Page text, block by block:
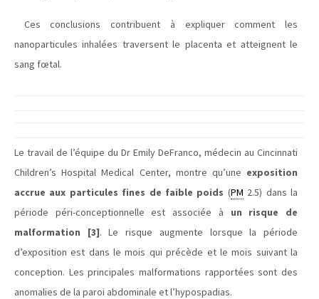
Ces conclusions contribuent à expliquer comment les
nanoparticules inhalées traversent le placenta et atteignent le
sang fœtal.
Le travail de l’équipe du Dr Emily DeFranco, médecin au Cincinnati
Children’s Hospital Medical Center, montre qu’une exposition
accrue aux particules fines de faible poids (PM 2.5) dans la
période péri-conceptionnelle est associée à un risque de
malformation [3]. Le risque augmente lorsque la période
d’exposition est dans le mois qui précède et le mois suivant la
conception. Les principales malformations rapportées sont des
anomalies de la paroi abdominale et l’hypospadias.